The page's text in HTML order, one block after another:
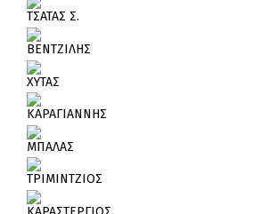
ΤΣΑΤΑΣ Σ.
ΒΕΝΤΖΙΛΗΣ
ΧΥΤΑΣ
ΚΑΡΑΓΙΑΝΝΗΣ
ΜΠΑΛΑΣ
ΤΡΙΜΙΝΤΖΙΟΣ